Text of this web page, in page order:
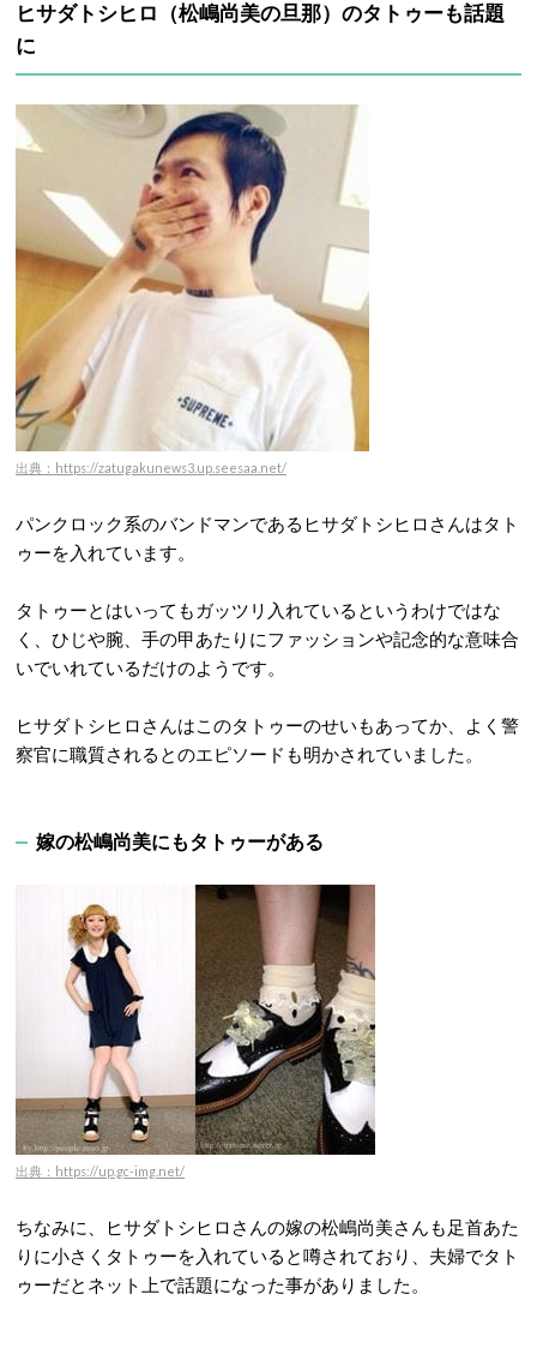
ヒサダトシヒロ（松嶋尚美の旦那）のタトゥーも話題
に
出典：https://zatugakunews3.up.seesaa.net/
パンクロック系のバンドマンであるヒサダトシヒロさんはタト
ゥーを入れています。
タトゥーとはいってもガッツリ入れているというわけではな
く、ひじや腕、手の甲あたりにファッションや記念的な意味合
いでいれているだけのようです。
ヒサダトシヒロさんはこのタトゥーのせいもあってか、よく警
察官に職質されるとのエピソードも明かされていました。
嫁の松嶋尚美にもタトゥーがある
出典：https://up.gc-img.net/
ちなみに、ヒサダトシヒロさんの嫁の松嶋尚美さんも足首あた
りに小さくタトゥーを入れていると噂されており、夫婦でタト
ゥーだとネット上で話題になった事がありました。